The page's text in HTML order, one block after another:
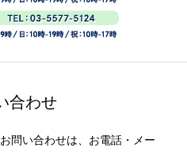
合わせ
問い合わせは、お電話・メー